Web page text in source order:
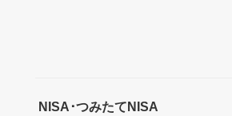
NISA･つみたてNISA